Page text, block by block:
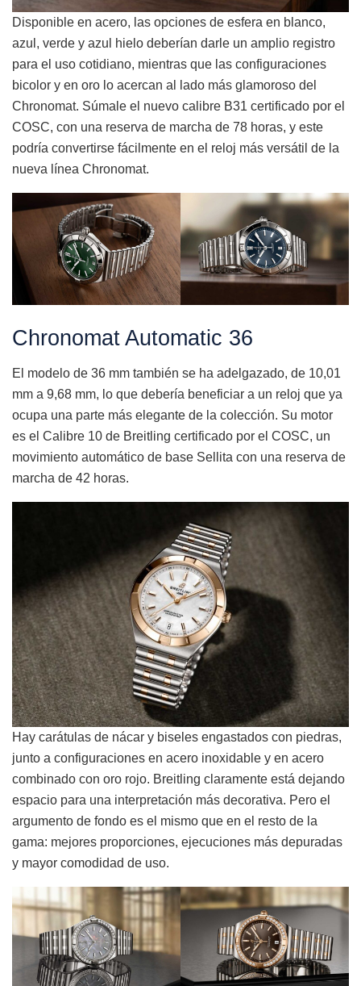
Disponible en acero, las opciones de esfera en blanco,
azul, verde y azul hielo deberían darle un amplio registro
para el uso cotidiano, mientras que las configuraciones
bicolor y en oro lo acercan al lado más glamoroso del
Chronomat. Súmale el nuevo calibre B31 certificado por el
COSC, con una reserva de marcha de 78 horas, y este
podría convertirse fácilmente en el reloj más versátil de la
nueva línea Chronomat.
Chronomat Automatic 36
El modelo de 36 mm también se ha adelgazado, de 10,01
mm a 9,68 mm, lo que debería beneficiar a un reloj que ya
ocupa una parte más elegante de la colección. Su motor
es el Calibre 10 de Breitling certificado por el COSC, un
movimiento automático de base Sellita con una reserva de
marcha de 42 horas.
Hay carátulas de nácar y biseles engastados con piedras,
junto a configuraciones en acero inoxidable y en acero
combinado con oro rojo. Breitling claramente está dejando
espacio para una interpretación más decorativa. Pero el
argumento de fondo es el mismo que en el resto de la
gama: mejores proporciones, ejecuciones más depuradas
y mayor comodidad de uso.